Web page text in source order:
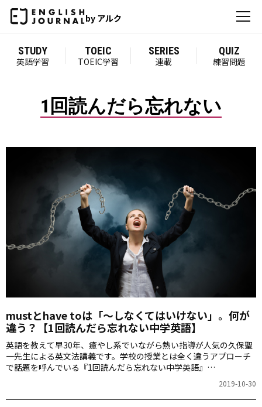
by アルク
STUDY
英語学習
TOEIC
TOEIC学習
SERIES
連載
QUIZ
練習問題
1回読んだら忘れない
mustとhave toは「～しなくてはいけない」。何が
違う？【1回読んだら忘れない中学英語】
英語を教えて早30年、癒やし系でいながら熱い指導が人気の久保聖
一先生による英文法講義です。学校の授業とは全く違うアプローチ
で話題を呼んでいる『1回読んだら忘れない中学英語』
I’llとI’m going to、canとbe able toの違いにクローズアップしま
す。
2019-10-30